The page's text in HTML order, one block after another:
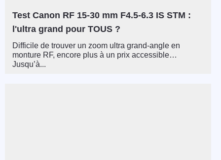
Test Canon RF 15-30 mm F4.5-6.3 IS STM :
l'ultra grand pour TOUS ?
Difficile de trouver un zoom ultra grand-angle en
monture RF, encore plus à un prix accessible…
Jusqu’à...